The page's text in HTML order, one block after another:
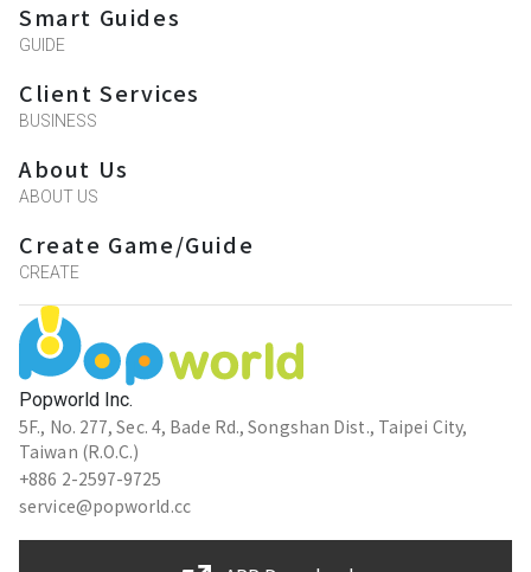
Popworld Inc.
5F., No. 277, Sec. 4, Bade Rd., Songshan Dist., Taipei City,
Taiwan (R.O.C.)
+886 2-2597-9725
service@popworld.cc
Smart Guides
GUIDE
Client Services
BUSINESS
About Us
ABOUT US
Create Game/Guide
CREATE